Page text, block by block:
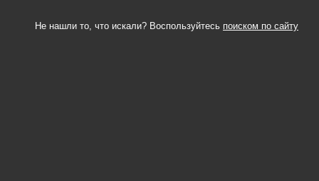
Не нашли то, что искали? Воспользуйтесь поиском по сайту